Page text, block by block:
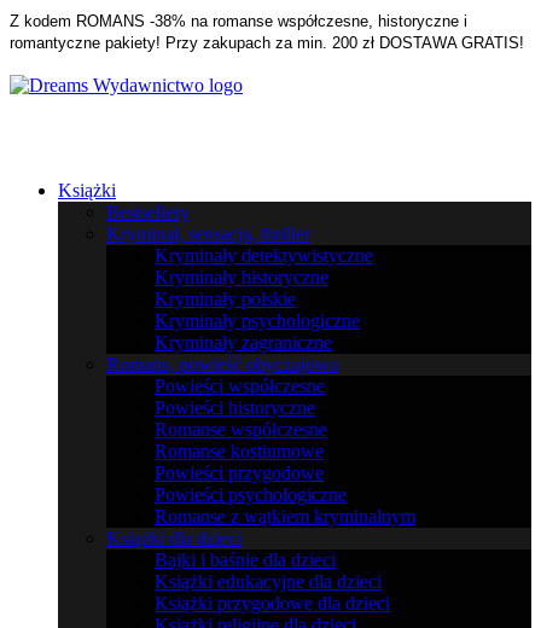
Z kodem ROMANS -38% na romanse współczesne, historyczne i
romantyczne pakiety! Przy zakupach za min. 200 zł DOSTAWA GRATIS!
Książki
Bestsellery
Kryminał, sensacja, thriller
Kryminały detektywistyczne
Kryminały historyczne
Kryminały polskie
Kryminały psychologiczne
Kryminały zagraniczne
Romans, powieść obyczajowa
Powieści współczesne
Powieści historyczne
Romanse współczesne
Romanse kostiumowe
Powieści przygodowe
Powieści psychologiczne
Romanse z wątkiem kryminalnym
Książki dla dzieci
Bajki i baśnie dla dzieci
Książki edukacyjne dla dzieci
Książki przygodowe dla dzieci